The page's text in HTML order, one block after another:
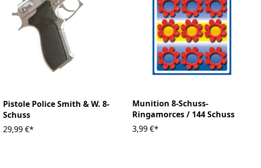
Pistole Police Smith & W. 8-
Schuss
29,99 €*
Munition 8-Schuss-
Ringamorces / 144 Schuss
3,99 €*